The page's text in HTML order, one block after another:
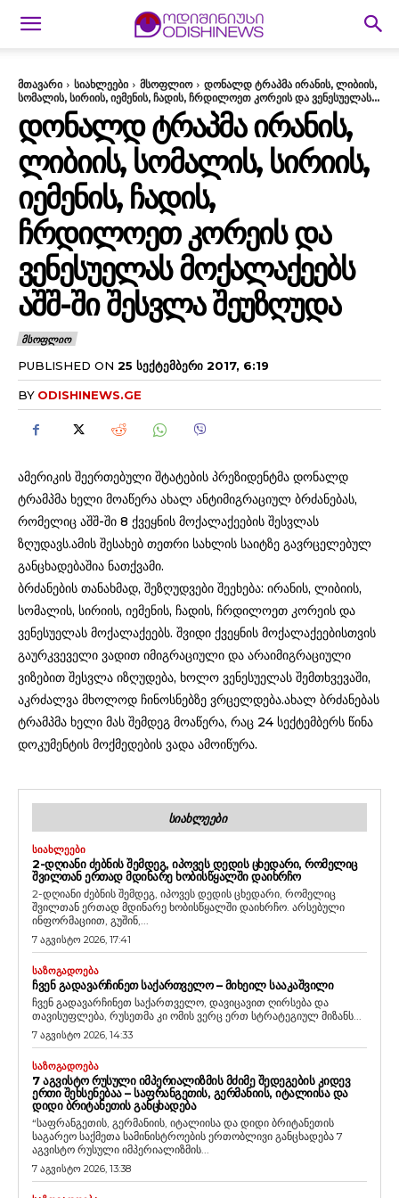
მთავარი სიახლეები მსოფლიო
დონალდ ტრაპმა ირანის, ლიბიის,
სომალის, სირიის, იემენის, ჩადის, ჩრდილოეთ კორეის და ვენესუელას...
ᲓᲝᲜᲐᲚᲓ ᲢᲠᲐᲞᲛᲐ ᲘᲠᲐᲜᲘᲡ,
ᲚᲘᲑᲘᲘᲡ, ᲡᲝᲛᲐᲚᲘᲡ, ᲡᲘᲠᲘᲘᲡ,
ᲘᲔᲛᲔᲜᲘᲡ, ᲩᲐᲓᲘᲡ,
ᲩᲠᲓᲘᲚᲝᲔᲗ ᲙᲝᲠᲔᲘᲡ ᲓᲐ
ᲕᲔᲜᲔᲡᲣᲔᲚᲐᲡ ᲛᲝᲥᲐᲚᲐᲥᲔᲔᲑᲡ
ᲐᲨᲨ-ᲨᲘ ᲨᲔᲡᲕᲚᲐ ᲨᲔᲣᲖᲦᲣᲓᲐ
ᲛᲡᲝᲤᲚᲘᲝ
PUBLISHED ON 25 ᲡᲔᲥᲢᲔᲛᲑᲔᲠᲘ 2017, 6:19
BY ODISHINEWS.GE
ამერიკის შეერთებული შტატების პრეზიდენტმა დონალდ
ტრამპმა ხელი მოაწერა ახალ ანტიმიგრაციულ ბრძანებას,
რომელიც აშშ-ში 8 ქვეყნის მოქალაქეების შესვლას
ზღუდავს.ამის შესახებ თეთრი სახლის საიტზე გავრცელებულ
განცხადებაშია ნათქვამი.
ბრძანების თანახმად, შეზღუდვები შეეხება: ირანის, ლიბიის,
სომალის, სირიის, იემენის, ჩადის, ჩრდილოეთ კორეის და
ვენესუელას მოქალაქეებს. შვიდი ქვეყნის მოქალაქეებისთვის
გაურკვეველი ვადით იმიგრაციული და არაიმიგრაციული
ვიზებით შესვლა იზღუდება, ხოლო ვენესუელას შემთხვევაში,
აკრძალვა მხოლოდ ჩინოსნებზე ვრცელდება.ახალ ბრძანებას
ტრამპმა ხელი მას შემდეგ მოაწერა, რაც 24 სექტემბერს წინა
დოკუმენტის მოქმედების ვადა ამოიწურა.
ᲡᲘᲐᲮᲚᲔᲔᲑᲘ
ᲡᲘᲐᲮᲚᲔᲔᲑᲘ
2-ᲓᲦᲘᲐᲜᲘ ᲫᲔᲑᲜᲘᲡ ᲨᲔᲛᲓᲔᲒ, ᲘᲞᲝᲕᲔᲡ ᲓᲔᲓᲘᲡ ᲪᲮᲔᲓᲐᲠᲘ, ᲠᲝᲛᲔᲚᲘᲪ
ᲨᲕᲘᲚᲗᲐᲜ ᲔᲠᲗᲐᲓ ᲛᲓᲘᲜᲐᲠᲔ ᲮᲝᲑᲘᲡᲬᲧᲐᲚᲨᲘ ᲓᲐᲘᲮᲠᲩᲝ
2-დღიანი ძებნის შემდეგ, იპოვეს დედის ცხედარი, რომელიც
შვილთან ერთად მდინარე ხობისწყალში დაიხრჩო. არსებული
ინფორმაციით, გუშინ,...
7 აგვისტო 2026, 17:41
ᲡᲐᲖᲝᲒᲐᲓᲝᲔᲑᲐ
ᲩᲕᲔᲜ ᲒᲐᲓᲐᲕᲐᲠᲩᲘᲜᲔᲗ ᲡᲐᲥᲐᲠᲗᲕᲔᲚᲝ – ᲛᲘᲮᲔᲘᲚ ᲡᲐᲐᲙᲐᲨᲕᲘᲚᲘ
ჩვენ გადავარჩინეთ საქართველო, დავიცავით ღირსება და
თავისუფლება, რუსეთმა კი ომის ვერც ერთ სტრატეგიულ მიზანს...
7 აგვისტო 2026, 14:33
ᲡᲐᲖᲝᲒᲐᲓᲝᲔᲑᲐ
7 ᲐᲒᲕᲘᲡᲢᲝ ᲠᲣᲡᲣᲚᲘ ᲘᲛᲞᲔᲠᲘᲐᲚᲘᲖᲛᲘᲡ ᲛᲫᲘᲛᲔ ᲨᲔᲓᲔᲒᲔᲑᲘᲡ ᲙᲘᲓᲔᲕ
ᲔᲠᲗᲘ ᲨᲔᲮᲡᲔᲜᲔᲑᲐᲐ – ᲡᲐᲤᲠᲐᲜᲒᲔᲗᲘᲡ, ᲒᲔᲠᲛᲐᲜᲘᲘᲡ, ᲘᲢᲐᲚᲘᲘᲡᲐ ᲓᲐ
ᲓᲘᲓᲘ ᲑᲠᲘᲢᲐᲜᲔᲗᲘᲡ ᲒᲐᲜᲪᲮᲐᲓᲔᲑᲐ
“საფრანგეთის, გერმანიის, იტალიისა და დიდი ბრიტანეთის
საგარეო საქმეთა სამინისტროების ერთობლივი განცხადება 7
აგვისტო რუსული იმპერიალიზმის...
7 აგვისტო 2026, 13:38